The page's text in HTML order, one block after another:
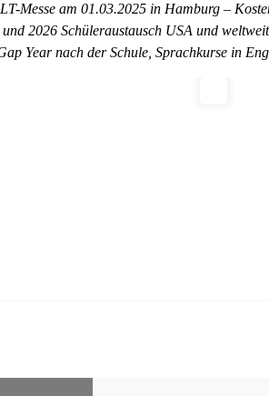
Messe am 01.03.2025 in Hamburg –
2026 Schüleraustausch USA und
Year nach der Schule, Sprachkurse in